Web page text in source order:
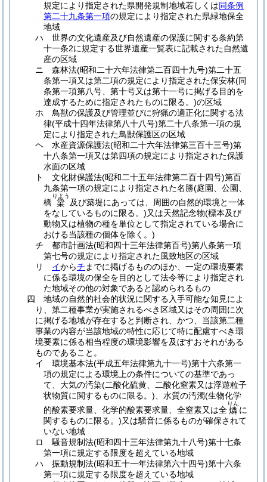
規定により指定された県開発規制地域若しくは同条例
第二十九条第一項の規定により指定された県緑地保全
地域
ハ
世界の文化遺産及び自然遺産の保護に関する条約第
十一条2に規定する世界遺産一覧表に記載された自然遺
産の区域
ニ
森林法(昭和二十六年法律第二百四十九号)第二十五
条第一項又は第二項の規定により指定された保安林(同
条第一項第八号、第十号又は第十一号に掲げる目的を
達成するために指定されたものに限る。)の区域
ホ
鳥獣の保護及び管理並びに狩猟の適正化に関する法
律(平成十四年法律第八十八号)第二十八条第一項の規
定により指定された鳥獣保護区の区域
ヘ
水産資源保護法(昭和二十六年法律第三百十三号)第
十八条第一項又は第四項の規定により指定された保護
水面の区域
ト
文化財保護法(昭和二十五年法律第二百十四号)第百
九条第一項の規定により指定された名勝(庭園、公園、
橋 梁
りよう
及び築堤にあっては、周囲の自然的環境と一体
をなしているものに限る。)又は天然記念物(標本及び
動物又は植物の種を単位として指定されている場合に
おける当該種の個体を除く。)
チ
都市計画法(昭和四十三年法律第百号)第八条第一項
第七号の規定により指定された風致地区の区域
リ
イからチ までに掲げるもののほか、一定の環境要素
に係る環境の保全を目的として法令等により指定され
た地域その他の対象であると認められるもの
四
地域の自然的社会的状況に関する入手可能な知見によ
り、第二種事業が実施されるべき区域又はその周囲に次
に掲げる地域が存在すると判断され、かつ、当該第二種
事業の内容が当該地域の特性に応じて特に配慮すべき環
境要素に係る相当程度の環境影響を及ぼすおそれがある
ものであること。
イ
環境基本法(平成五年法律第九十一号)第十六条第一
項の規定による環境上の条件についての基準であっ
て、大気の汚染(二酸化硫黄、二酸化窒素又は浮遊粒子
状物質に関するものに限る。) 、水質の汚濁(生物化学
的酸素要求量、化学的酸素要求量、全窒素又は全燐
りん
に
関するものに限る。)又は騒音に係るものが確保されて
いない地域
ロ
騒音規制法(昭和四十三年法律第九十八号)第十七条
第一項に規定する限度を超えている地域
ハ
振動規制法(昭和五十一年法律第六十四号)第十六条
第一項に規定する限度を超えている地域